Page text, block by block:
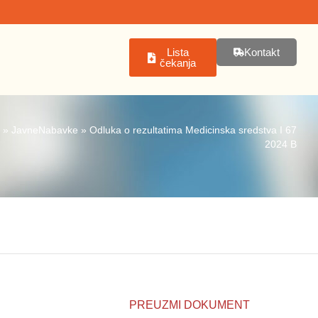
Lista
čekanja
Kontakt
» JavneNabavke » Odluka o rezultatima Medicinska sredstva I 67
2024 B
PREUZMI DOKUMENT